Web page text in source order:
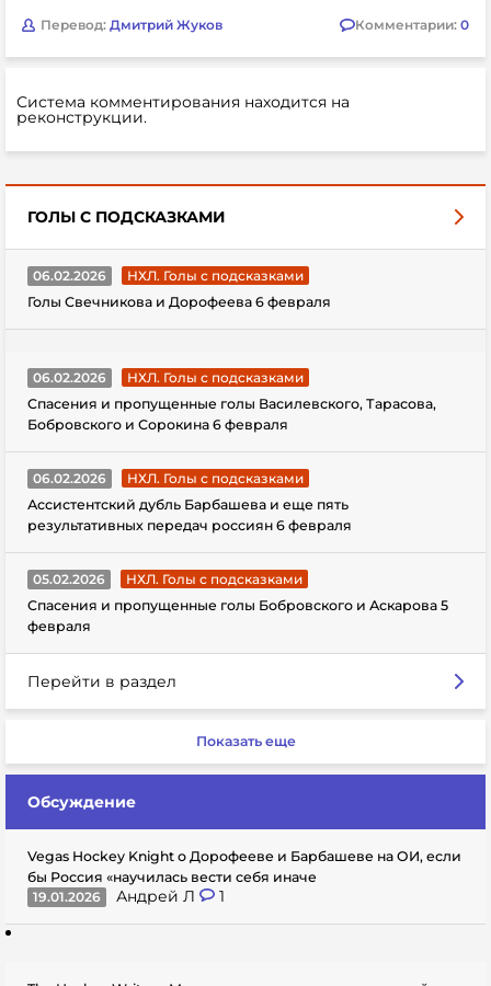
Перевод: Дмитрий Жуков Комментарии: 0
Система комментирования находится на
реконструкции.
ГОЛЫ С ПОДСКАЗКАМИ
06.02.2026
НХЛ. Голы с подсказками
Голы Свечникова и Дорофеева 6 февраля
06.02.2026
НХЛ. Голы с подсказками
Спасения и пропущенные голы Василевского, Тарасова,
Бобровского и Сорокина 6 февраля
06.02.2026
НХЛ. Голы с подсказками
Ассистентский дубль Барбашева и еще пять
результативных передач россиян 6 февраля
05.02.2026
НХЛ. Голы с подсказками
Спасения и пропущенные голы Бобровского и Аскарова 5
февраля
Перейти в раздел
Показать еще
Обсуждение
Vegas Hockey Knight о Дорофееве и Барбашеве на ОИ, если
бы Россия «научилась вести себя иначе
19.01.2026
Андрей Л 1